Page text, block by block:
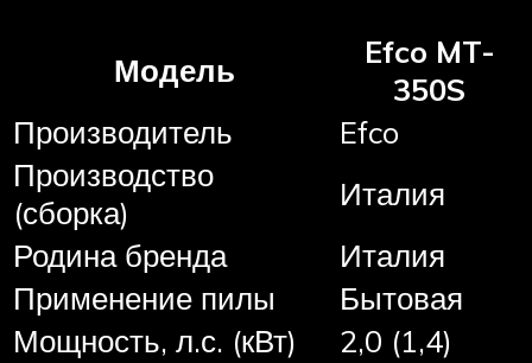
Модель
Efco MT-
350S
Производитель
Efco
Производство
(сборка)
Италия
Родина бренда
Италия
Применение пилы
Бытовая
Мощность, л.с. (кВт)
2,0 (1,4)